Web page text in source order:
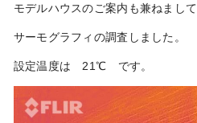
モデルハウスのご案内も兼ねまして
サーモグラフィの調査しました。
設定温度は 21℃ です。